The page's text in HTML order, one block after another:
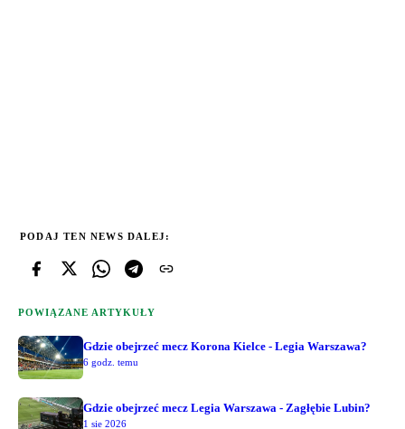
PODAJ TEN NEWS DALEJ:
POWIĄZANE ARTYKUŁY
Gdzie obejrzeć mecz Korona Kielce - Legia Warszawa?
6 godz. temu
Gdzie obejrzeć mecz Legia Warszawa - Zagłębie Lubin?
1 sie 2026